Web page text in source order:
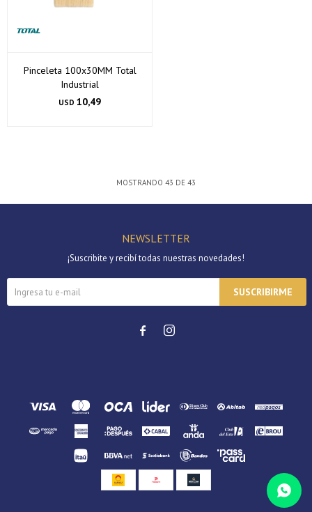
Pinceleta 100x30MM Total
Industrial
USD 10,49
MOSTRANDO 43 DE 43
NEWSLETTER
¡Suscribite y recibí todas nuestras novedades!
SUSCRIBIRME
 